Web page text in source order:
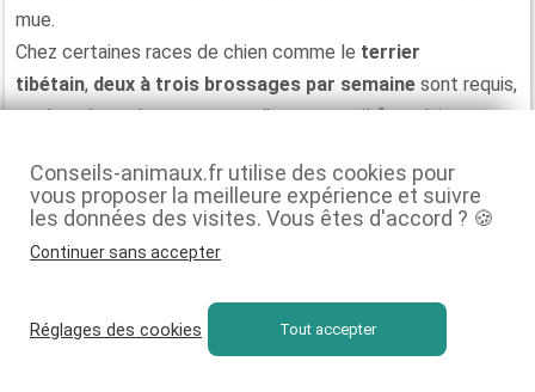
mue.
Chez certaines races de chien comme le terrier
tibétain, deux à trois brossages par semaine sont requis,
car le pelage s’accompagne d’un sous-poil fin et laineux et
saletés. Il ne faut pas non plus oublier d’inspecter
régulièrement les oreilles et les yeux, afin de détecter
d’éventuelles infections et garantir sa santé.
La fréquence du bain
Il n’est pas utile de donner régulièrement le bain aux chiens
Conseils-animaux.fr utilise des cookies pour
vous proposer la meilleure expérience et suivre
les données des visites. Vous êtes d'accord ? 🍪
Continuer sans accepter
Réglages des cookies Tout accepter